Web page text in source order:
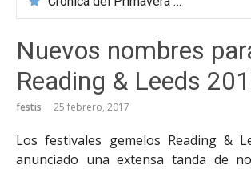
Nuevos nombres
Reading & Leeds
festis 25 febrero, 2017
Los festivales gemelos Reading &
anunciado una extensa tanda de